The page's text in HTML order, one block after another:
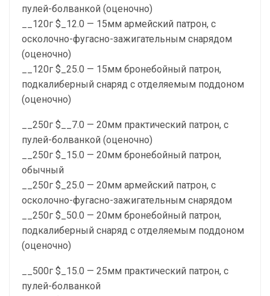
пулей-болванкой (оценочно)
__120г $_12.0 — 15мм армейский патрон, с
осколочно-фугасно-зажигательным снарядом
(оценочно)
__120г $_25.0 — 15мм бронебойный патрон,
подкалиберный снаряд с отделяемым поддоном
(оценочно)
__250г $__7.0 — 20мм практический патрон, с
пулей-болванкой (оценочно)
__250г $_15.0 — 20мм бронебойный патрон,
обычный
__250г $_25.0 — 20мм армейский патрон, с
осколочно-фугасно-зажигательным снарядом
__250г $_50.0 — 20мм бронебойный патрон,
подкалиберный снаряд с отделяемым поддоном
(оценочно)
__500г $_15.0 — 25мм практический патрон, с
пулей-болванкой